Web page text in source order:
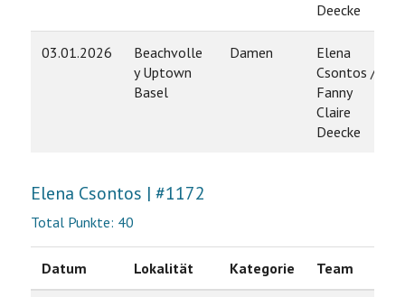
Deecke
03.01.2026
Beachvolle
y Uptown
Basel
Damen
Elena
Csontos /
Fanny
Claire
Deecke
Elena Csontos | #1172
Total Punkte: 40
Datum Lokalität Kategorie Team